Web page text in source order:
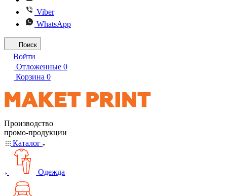
Viber
WhatsApp
Поиск
Войти
Отложенные 0
Корзина 0
Производство
промо-продукции
Каталог
Одежда